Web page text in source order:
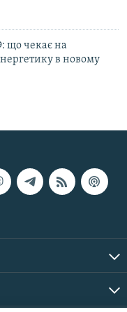
що чекає на
в новому